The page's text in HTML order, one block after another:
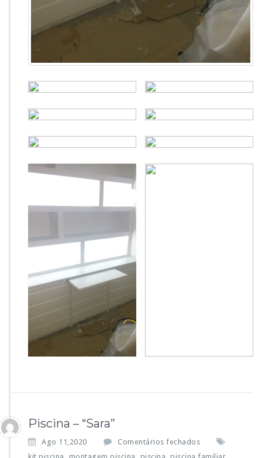
Piscina – “Sara”
Ago 11,2020 Comentários fechados
m